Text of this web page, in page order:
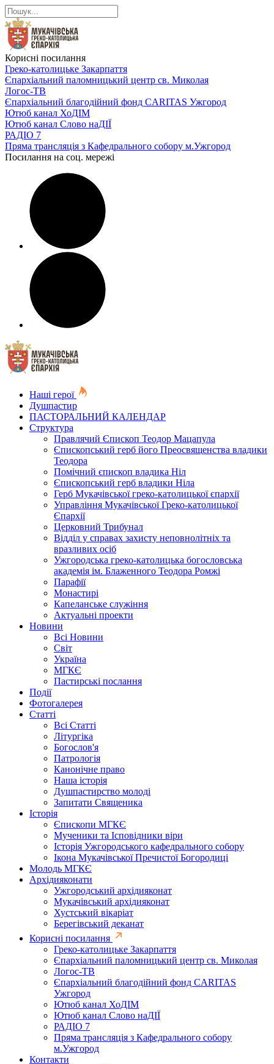
Корисні посилання
Греко-католицьке Закарпаття
Єпархіальний паломницький центр св. Миколая
Логос-ТВ
Єпархіальний благодійний фонд CARITAS Ужгород
Ютюб канал ХоДІМ
Ютюб канал Слово наДІЇ
РАДІО 7
Пряма трансляція з Кафедрального собору м.Ужгород
Посилання на соц. мережі
Наші герої
Душпастир
ПАСТОРАЛЬНИЙ КАЛЕНДАР
Структура
Правлячий Єпископ Теодор Мацапула
Єпископський герб його Преосвященства владики
Теодора
Помічний єпископ владика Ніл
Єпископський герб владики Ніла
Герб Мукачівської греко-католицької єпархії
Управління Мукачівської Греко-католицької
Єпархії
Церковний Трибунал
Відділ у справах захисту неповнолітніх та
вразливих осіб
Ужгородська греко-католицька богословська
академія ім. Блаженного Теодора Ромжі
Парафії
Монастирі
Капеланське служіння
Актуальні проекти
Новини
Всі Новини
Світ
Україна
МГКЄ
Пастирські послання
Події
Фотогалерея
Статті
Всі Статті
Літургіка
Богослов'я
Патрологія
Канонічне право
Наша історія
Душпастирство молоді
Запитати Священика
Історія
Єпископи МГКЄ
Мученики та Ісповідники віри
Історія Ужгородського кафедрального собору
Ікона Мукачівської Пречистої Богородиці
Молодь МГКЄ
Архідияконати
Ужгородський архідияконат
Мукачівський архідияконат
Хустський вікаріат
Берегівський деканат
Корисні посилання
Греко-католицьке Закарпаття
Єпархіальний паломницький центр св. Миколая
Логос-ТВ
Єпархіальний благодійний фонд CARITAS
Ужгород
Ютюб канал ХоДІМ
Ютюб канал Слово наДІЇ
РАДІО 7
Пряма трансляція з Кафедрального собору
м.Ужгород
Контакти